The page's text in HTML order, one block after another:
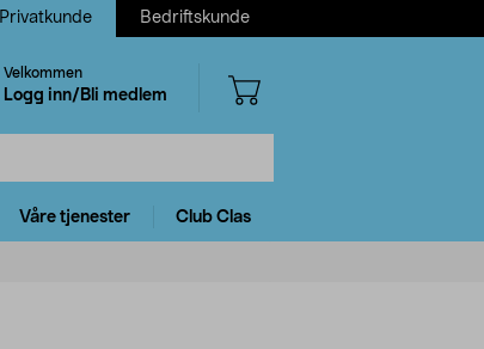
Privatkunde Bedriftskunde
Velkommen
Logg inn/Bli medlem
Våre tjenester Club Clas